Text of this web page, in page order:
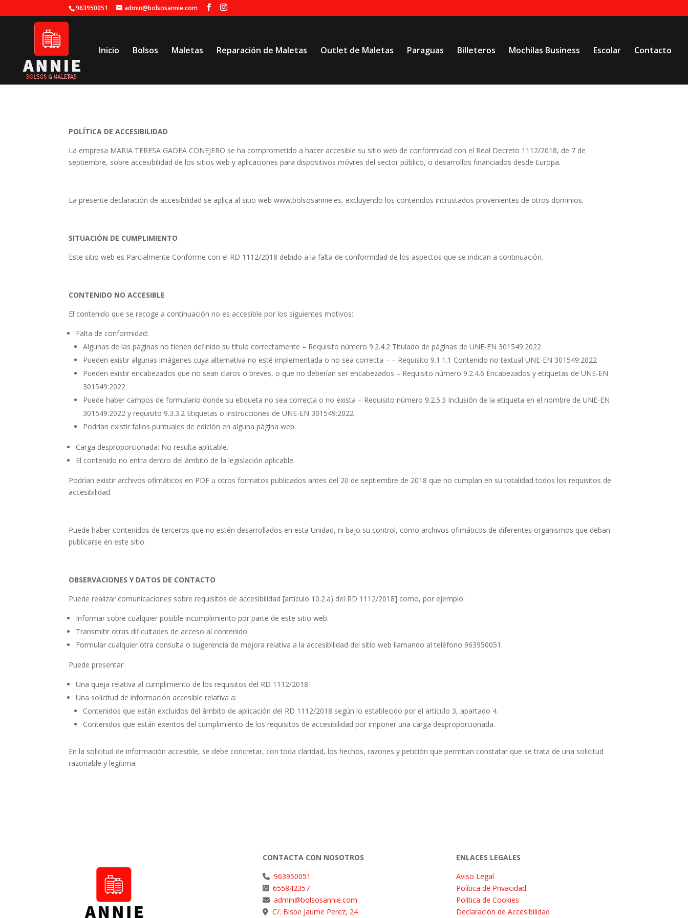
963950051 admin@bolsosannie.com
Inicio Bolsos Maletas Reparación de Maletas Outlet de Maletas Paraguas Billeteros Mochilas Business Escolar Contacto
POLÍTICA DE ACCESIBILIDAD
La empresa MARIA TERESA GADEA CONEJERO se ha comprometido a hacer accesible su sitio web de conformidad con el Real Decreto 1112/2018, de 7 de
septiembre, sobre accesibilidad de los sitios web y aplicaciones para dispositivos móviles del sector público, o desarrollos financiados desde Europa.
La presente declaración de accesibilidad se aplica al sitio web www.bolsosannie.es, excluyendo los contenidos incrustados provenientes de otros dominios.
SITUACIÓN DE CUMPLIMIENTO
Este sitio web es Parcialmente Conforme con el RD 1112/2018 debido a la falta de conformidad de los aspectos que se indican a continuación.
CONTENIDO NO ACCESIBLE
El contenido que se recoge a continuación no es accesible por los siguientes motivos:
Falta de conformidad:
Algunas de las páginas no tienen definido su título correctamente – Requisito número 9.2.4.2 Titulado de páginas de UNE-EN 301549:2022
Pueden existir algunas imágenes cuya alternativa no esté implementada o no sea correcta – – Requisito 9.1.1.1 Contenido no textual UNE-EN 301549:2022
Pueden existir encabezados que no sean claros o breves, o que no deberían ser encabezados – Requisito número 9.2.4.6 Encabezados y etiquetas de UNE-EN
301549:2022
Puede haber campos de formulario donde su etiqueta no sea correcta o no exista – Requisito número 9.2.5.3 Inclusión de la etiqueta en el nombre de UNE-EN
301549:2022 y requisito 9.3.3.2 Etiquetas o instrucciones de UNE-EN 301549:2022
Podrían existir fallos puntuales de edición en alguna página web.
Carga desproporcionada: No resulta aplicable.
El contenido no entra dentro del ámbito de la legislación aplicable.
Podrían existir archivos ofimáticos en PDF u otros formatos publicados antes del 20 de septiembre de 2018 que no cumplan en su totalidad todos los requisitos de
accesibilidad.
Puede haber contenidos de terceros que no estén desarrollados en esta Unidad, ni bajo su control, como archivos ofimáticos de diferentes organismos que deban
publicarse en este sitio.
OBSERVACIONES Y DATOS DE CONTACTO
Puede realizar comunicaciones sobre requisitos de accesibilidad [artículo 10.2.a) del RD 1112/2018] como, por ejemplo:
Informar sobre cualquier posible incumplimiento por parte de este sitio web.
Transmitir otras dificultades de acceso al contenido.
Formular cualquier otra consulta o sugerencia de mejora relativa a la accesibilidad del sitio web llamando al teléfono 963950051.
Puede presentar:
Una queja relativa al cumplimiento de los requisitos del RD 1112/2018
Una solicitud de información accesible relativa a:
Contenidos que están excluidos del ámbito de aplicación del RD 1112/2018 según lo establecido por el artículo 3, apartado 4.
Contenidos que están exentos del cumplimiento de los requisitos de accesibilidad por imponer una carga desproporcionada.
En la solicitud de información accesible, se debe concretar, con toda claridad, los hechos, razones y petición que permitan constatar que se trata de una solicitud
razonable y legítima.
CONTACTA CON NOSOTROS
963950051
655842357
admin@bolsosannie.com
C/. Bisbe Jaume Perez, 24
ENLACES LEGALES
Aviso Legal
Política de Privacidad
Política de Cookies
Declaración de Accesibilidad